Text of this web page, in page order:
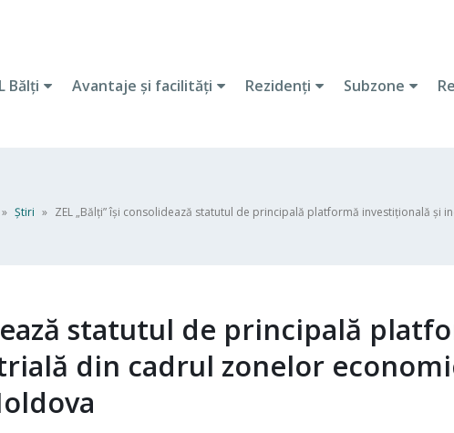
Bălţi Avantaje şi facilităţi Rezidenţi Subzone
» Ştiri » ZEL „Bălți” își consolidează statutul de principală platformă investițională
statutul de principală
din cadrul zonelor